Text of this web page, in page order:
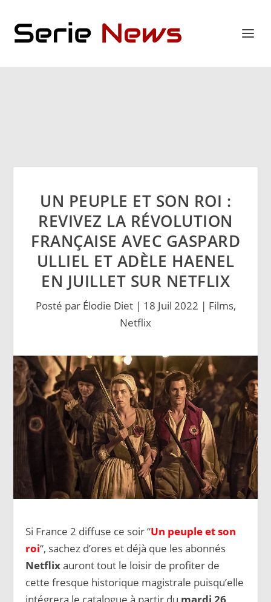
UN PEUPLE ET SON ROI :
REVIVEZ LA RÉVOLUTION
FRANÇAISE AVEC GASPARD
ULLIEL ET ADÈLE HAENEL
EN JUILLET SUR NETFLIX
Posté par Élodie Diet| 18 Juil 2022 | Films,
Netflix
Si France 2 diffuse ce soir “Un peuple et son
roi“, sachez d’ores et déjà que les abonnés
Netflixauront tout le loisir de profiter de
cette fresque historique magistrale puisqu’elle